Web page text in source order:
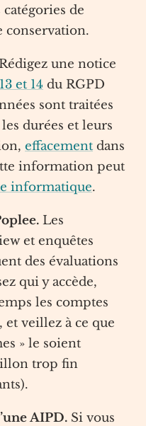
catégories de
conservation.
une notice
et 14 du RGPD
sont traitées
durées et leurs
effacement dans
information peut
informatique.
Les
et enquêtes
des évaluations
qui y accède,
les comptes
et veillez à ce que
» le soient
trop fin
AIPD. Si vous